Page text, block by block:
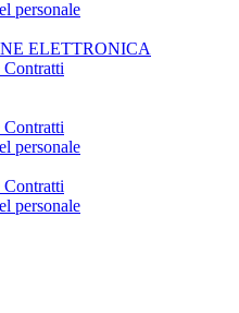
personale
ELETTRONICA
personale
personale